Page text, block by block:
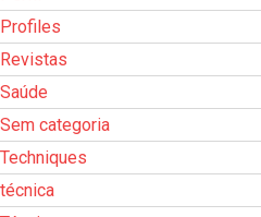
Profiles
Revistas
Saúde
Sem categoria
Techniques
técnica